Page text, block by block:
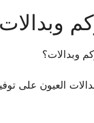
وبدالات
وبدالات؟
العيون على توفير